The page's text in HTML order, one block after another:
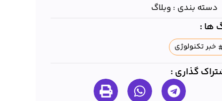
دسته بندی : وبلاگ
ها :
خبر تکنولوژی
گذاری :